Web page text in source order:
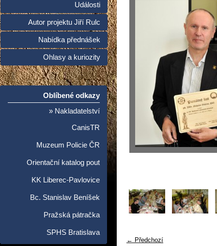
← Předchozí
Události
Autor projektu Jiří Rulc
Nabídka přednášek
Ohlasy a kuriozity
Oblíbené odkazy
» Nakladatelství
CanisTR
Muzeum Policie ČR
Orientační katalog pout
KK Liberec-Pavlovice
Bc. Stanislav Beníšek
Pražská pátračka
SPHS Bratislava